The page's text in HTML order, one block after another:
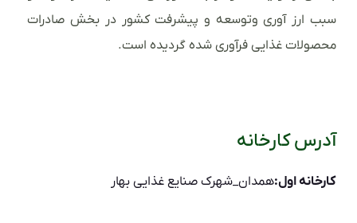
سبب ارز آوری وتوسعه و پیشرفت کشور در بخش صادرات
محصولات غذایی فرآوری شده گردیده است.
آدرس کارخانه
کارخانه اول:همدان_شهرک صنایع غذایی بهار